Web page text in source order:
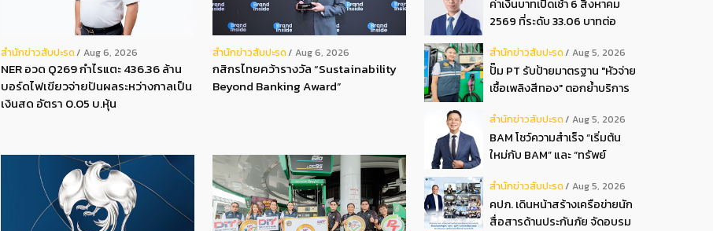
สํานักข่าวสับปะรด Aug 6, 2026
NER อวด Q269 กำไรแตะ 436.36 ล้าน
บอร์ดไฟเขียวจ่ายปันผลระหว่างกาลเป็น
เงินสด อัตรา 0.05 บ.หุ้น
สํานักข่าวสับปะรด Aug 6, 2026
กสิกรไทยคว้ารางวัล “Sustainability
Beyond Banking Award”
ค่าเงินบาทเปิดเช้า 6 สิงหาคม
2569 ที่ระดับ 33.06 บาทต่อ
สํานักข่าวสับปะรด Aug 5, 2026
ปั๊ม PT รับป้ายมาตรฐาน "หัวจ่าย
เชื้อเพลิงสีทอง" ตอกย้ำบริการ
บริโภค
สํานักข่าวสับปะรด Aug 5, 2026
BAM โชว์ความสำเร็จ “เริ่มต้น
ใหม่กับ BAM” และ “ทรัพย์
2026
สํานักข่าวสับปะรด Aug 5, 2026
คปภ. เดินหน้าสร้างเครือข่ายนัก
สื่อสารด้านประกันภัย จัดอบรม